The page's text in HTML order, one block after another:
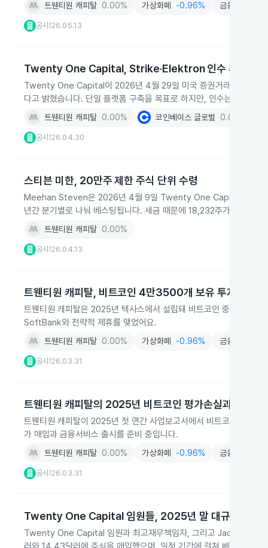
트웬티원 캐피탈 0.00% 가상화폐 -0.96% 금융
공시 26.05.13
Twenty One Capital, Strike·Elektron 인수 추진 밝
Twenty One Capital이 2026년 4월 29일 미국 증권거래위원회에
다고 밝혔습니다. 단일 플랫폼 구축을 목표로 하지만, 인수는 아직 확
트웬티원 캐피탈 0.00% 코인베이스 글로벌 0.00%
공시 26.04.30
스티븐 미한, 20만주 제한 주식 단위 수령
Meehan Steven은 2026년 4월 9일 Twenty One Capital에서
년간 분기별로 나눠 베스팅됩니다. 세금 때문에 18,232주가 차감돼
트웬티원 캐피탈 0.00%
공시 26.04.13
트웬티원 캐피탈, 비트코인 4만3500개 보유 투자 본격화
트웬티원 캐피탈은 2025년 텍사스에서 설립돼 비트코인 중심 디
SoftBank와 전략적 제휴를 맺었어요.
트웬티원 캐피탈 0.00% 가상화폐 -0.96% 금융
공시 26.03.31
트웬티원 캐피탈의 2025년 비트코인 평가손실과 향후 계
트웬티원 캐피탈이 2025년 첫 연간 사업보고서에서 비트코인
가 매입과 금융서비스 출시를 준비 중입니다.
트웬티원 캐피탈 0.00% 가상화폐 -0.96% 금융
공시 26.03.31
Twenty One Capital 임원들, 2025년 말 대규모 스톡
Twenty One Capital 임원과 최고재무책임자, 그리고 Jack